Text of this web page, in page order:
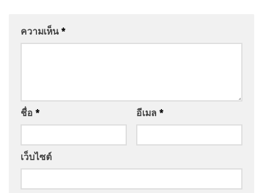
ความเห็น *
ชื่อ * อีเมล *
เว็บไซต์